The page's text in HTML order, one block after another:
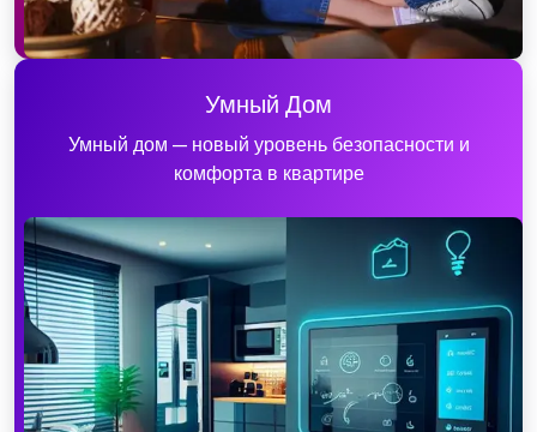
Умный Дом
Умный дом — новый уровень безопасности и
комфорта в квартире